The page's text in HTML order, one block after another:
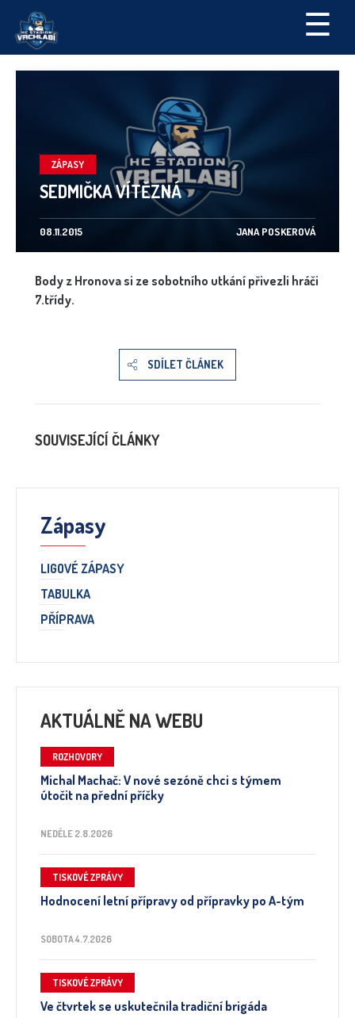
☰
ZÁPASY
SEDMIČKA VÍTĚZNÁ
08.11.2015 JANA POSKEROVÁ
Body z Hronova si ze sobotního utkání přivezli hráči
7.třídy.
SDÍLET ČLÁNEK
SOUVISEJÍCÍ ČLÁNKY
Zápasy
LIGOVÉ ZÁPASY
TABULKA
PŘÍPRAVA
AKTUÁLNĚ NA WEBU
ROZHOVORY
Michal Machač: V nové sezóně chci s týmem
útočit na přední příčky
NEDĚLE 2.8.2026
TISKOVÉ ZPRÁVY
Hodnocení letní přípravy od přípravky po A-tým
SOBOTA 4.7.2026
TISKOVÉ ZPRÁVY
Ve čtvrtek se uskutečnila tradiční brigáda